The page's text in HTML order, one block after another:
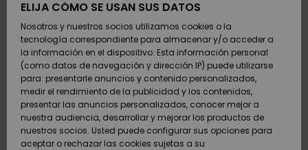
Zapatos y
chanclas
Surf
Snow
Zapatos y
chanclas
Surf
Snow
Destacados
Snow
SURF
Highlights
Comunidad
SNOW
Snow Niños
Tienda
Snow Mujer
Destacados
DOBLE
PROMO
Outlet
Mujer
Devoluciones
Pago
Tarjeta de
regalo
Quiksilver
Freedom
ELIJA CÓMO SE USAN SUS DATOS
Nosotros y nuestros socios utilizamos cookies o la
tecnología correspondiente para almacenar y/o acceder a
la información en el dispositivo. Esta información personal
(como datos de navegación y dirección IP) puede utilizarse
para: presentarle anuncios y contenido personalizados,
medir el rendimiento de la publicidad y los contenidos,
presentar las anuncios personalizados, conocer mejor a
nuestra audiencia, desarrollar y mejorar los productos de
nuestros socios. Usted puede configurar sus opciones para
aceptar o rechazar las cookies sujetas a su